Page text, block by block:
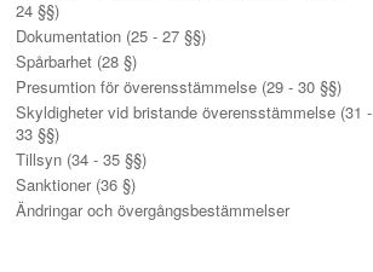
24 §§)
Dokumentation (25 - 27 §§)
Spårbarhet (28 §)
Presumtion för överensstämmelse (29 - 30 §§)
Skyldigheter vid bristande överensstämmelse (31 -
33 §§)
Tillsyn (34 - 35 §§)
Sanktioner (36 §)
Ändringar och övergångsbestämmelser